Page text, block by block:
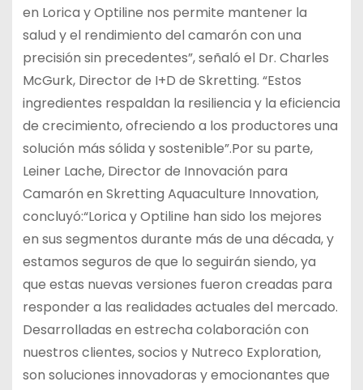
en Lorica y Optiline nos permite mantener la
salud y el rendimiento del camarón con una
precisión sin precedentes”, señaló el Dr. Charles
McGurk, Director de I+D de Skretting. “Estos
ingredientes respaldan la resiliencia y la eficiencia
de crecimiento, ofreciendo a los productores una
solución más sólida y sostenible”.Por su parte,
Leiner Lache, Director de Innovación para
Camarón en Skretting Aquaculture Innovation,
concluyó:“Lorica y Optiline han sido los mejores
en sus segmentos durante más de una década, y
estamos seguros de que lo seguirán siendo, ya
que estas nuevas versiones fueron creadas para
responder a las realidades actuales del mercado.
Desarrolladas en estrecha colaboración con
nuestros clientes, socios y Nutreco Exploration,
son soluciones innovadoras y emocionantes que